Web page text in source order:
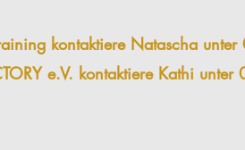
kontaktiere Natascha
e.V. kontaktiere Kathi